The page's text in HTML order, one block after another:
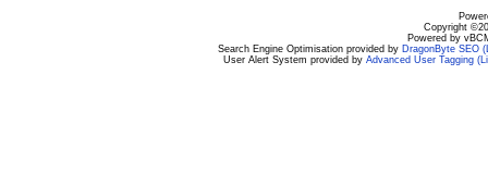
Copyright
Powered by
Search Engine Optimisation provided by DragonByte SEO
User Alert System provided by Advanced User Tagging